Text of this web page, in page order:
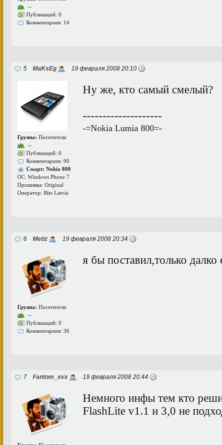
--
Публикаций: 0
Комментариев: 14
5 MaKsEg 19 февраля 2008 20:10
Группа: Посетители
--
Публикаций: 0
Комментариев: 90
Смарт: Nokia 800
ОС: Windows Phone 7
Прошивка: Original
Оператор: Bite Latvia
Ну же, кто самый смелый?
--------------------
-=Nokia Lumia 800=-
6 Metiz 19 февраля 2008 20:34
Группа: Посетители
--
Публикаций: 0
Комментариев: 36
я бы поставил,только
7 Fantom_xvx 19 февраля 2008 20:44
Немного инфы тем кто
FlashLite v1.1 и 3,0 не